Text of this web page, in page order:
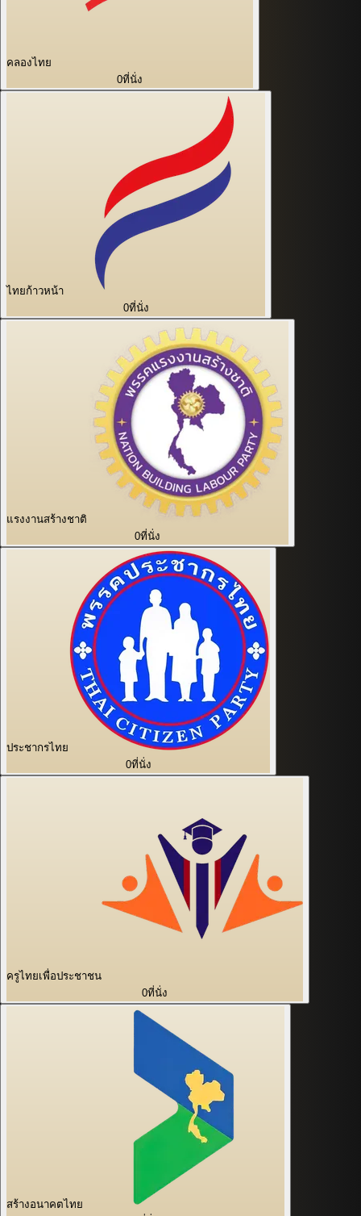
คลองไทย
0ที่นั่ง
ไทยก้าวหน้า
0ที่นั่ง
แรงงานสร้างชาติ
0ที่นั่ง
ประชากรไทย
0ที่นั่ง
ครูไทยเพื่อประชาชน
0ที่นั่ง
สร้างอนาคตไทย